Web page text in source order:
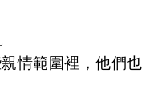
情範圍裡，他們也